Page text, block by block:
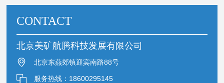
CONTACT
北京美矿航腾科技发展有限公司
北京东燕郊镇迎宾南路88号
服务热线：18600295145